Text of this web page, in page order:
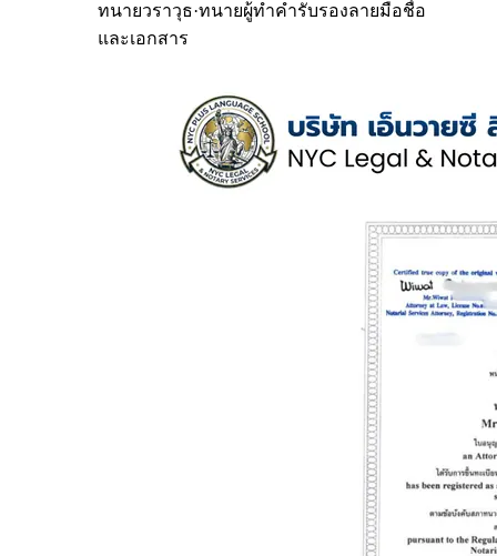
ทนายวราวุธ·ทนายผู้ทำคำรับรองลายมือชื่อ
และเอกสาร